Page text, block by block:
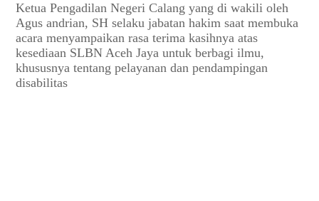
Ketua Pengadilan Negeri Calang yang di wakili oleh
Agus andrian, SH selaku jabatan hakim saat membuka
acara menyampaikan rasa terima kasihnya atas
kesediaan SLBN Aceh Jaya untuk berbagi ilmu,
khususnya tentang pelayanan dan pendampingan
disabilitas